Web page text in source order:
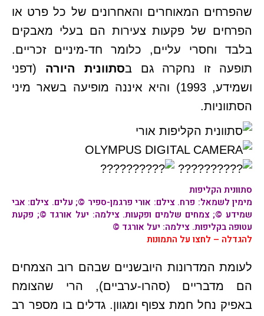
שהפרחים המאוחרים והאחרונים של כל פרט או
הפרחים של פקעות צעירות הם בעלי מאבקים
בלבד וחסרי עליים, כלומר חד-מיניים זכריים.
תופעה זו נחקרה גם בסתוונית היורה (דפני
ושמידע, 1993) והיא איננה מופיעה בשאר מיני
הסתווניות.
סתוונית הקליפות
מימין לשמאל: פרח. צילם: אורי פרגמן-ספיר ©; עלים. צילם: אבי
שמידע ©; צמחים שלמים ופקעות. צילמה: יעל אורגד ©; פקעת
עטופה בקליפות. צילמה: יעל אורגד ©
להגדלה – לחצו על התמונות
לעומת המדרונות היובשניים שבהם רוב הצמחים
הם מדבריים (סהרו-ערביים), הרי שהצומח
באפיק נחל חמת צפוף ומגוון. גדלים בו מספר רב